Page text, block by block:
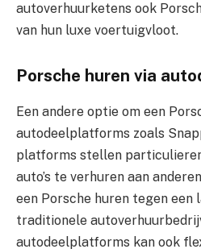
autoverhuurketens ook
van hun luxe voertuigvloot.
Porsche huren via
Een andere optie om een
autodeelplatforms zoals
platforms stellen
auto’s te verhuren aan
een Porsche huren tegen een
traditionele
autodeelplatforms kan ook